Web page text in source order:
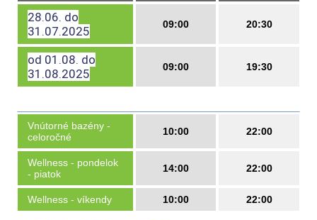
28.06. do
31.07.2025
09:00 20:30
od 01.08. do
31.08.2025
09:00 19:30
Vnútorné bazény -
celoročné
10:00 22:00
Wellness - pondelok
- piatok
14:00 22:00
Wellness - víkendy 10:00 22:00